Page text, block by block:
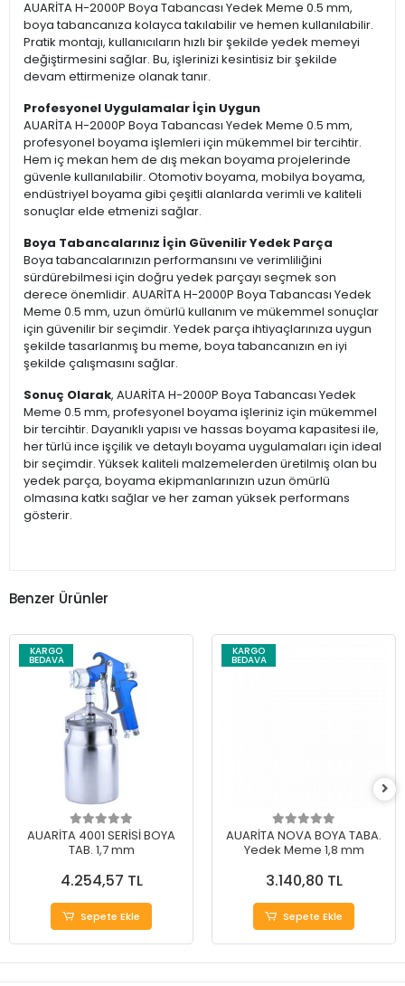
AUARİTA H-2000P Boya Tabancası Yedek Meme 0.5 mm,
boya tabancanıza kolayca takılabilir ve hemen kullanılabilir.
Pratik montajı, kullanıcıların hızlı bir şekilde yedek memeyi
değiştirmesini sağlar. Bu, işlerinizi kesintisiz bir şekilde
devam ettirmenize olanak tanır.
Profesyonel Uygulamalar İçin Uygun
AUARİTA H-2000P Boya Tabancası Yedek Meme 0.5 mm,
profesyonel boyama işlemleri için mükemmel bir tercihtir.
Hem iç mekan hem de dış mekan boyama projelerinde
güvenle kullanılabilir. Otomotiv boyama, mobilya boyama,
endüstriyel boyama gibi çeşitli alanlarda verimli ve kaliteli
sonuçlar elde etmenizi sağlar.
Boya Tabancalarınız İçin Güvenilir Yedek Parça
Boya tabancalarınızın performansını ve verimliliğini
sürdürebilmesi için doğru yedek parçayı seçmek son
derece önemlidir. AUARİTA H-2000P Boya Tabancası Yedek
Meme 0.5 mm, uzun ömürlü kullanım ve mükemmel sonuçlar
için güvenilir bir seçimdir. Yedek parça ihtiyaçlarınıza uygun
şekilde tasarlanmış bu meme, boya tabancanızın en iyi
şekilde çalışmasını sağlar.
Sonuç Olarak, AUARİTA H-2000P Boya Tabancası Yedek
Meme 0.5 mm, profesyonel boyama işleriniz için mükemmel
bir tercihtir. Dayanıklı yapısı ve hassas boyama kapasitesi ile,
her türlü ince işçilik ve detaylı boyama uygulamaları için ideal
bir seçimdir. Yüksek kaliteli malzemelerden üretilmiş olan bu
yedek parça, boyama ekipmanlarınızın uzun ömürlü
olmasına katkı sağlar ve her zaman yüksek performans
gösterir.
Benzer Ürünler
KARGO
BEDAVA
AUARİTA 4001 SERİSİ BOYA
TAB. 1,7 mm
4.254,57 TL
Sepete Ekle
KARGO
BEDAVA
AUARİTA NOVA BOYA TABA.
Yedek Meme 1,8 mm
3.140,80 TL
Sepete Ekle